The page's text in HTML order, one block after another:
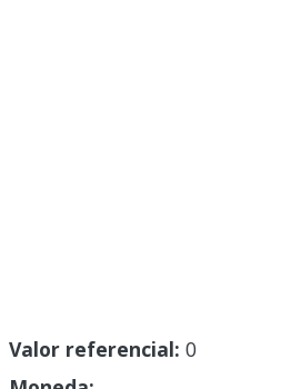
Valor referencial: 0